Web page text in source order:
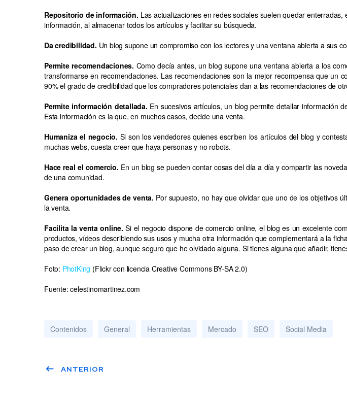
Repositorio de información. Las actualizaciones en redes sociales suelen quedar
información, al almacenar todos los artículos y facilitar su búsqueda.
Da credibilidad. Un blog supone un compromiso con los lectores y una ventana abierta a sus
Permite recomendaciones. Como decía antes, un blog supone una ventana abierta a los
transformarse en recomendaciones. Las recomendaciones son la mejor recompensa que
90% el grado de credibilidad que los compradores potenciales dan a las recomendaciones de
Permite información detallada. En sucesivos artículos, un blog permite detallar información
Esta información es la que, en muchos casos, decide una venta.
Humaniza el negocio. Si son los vendedores quienes escriben los artículos del blog y
muchas webs, cuesta creer que haya personas y no robots.
Hace real el comercio. En un blog se pueden contar cosas del día a día y compartir las
de una comunidad.
Genera oportunidades de venta. Por supuesto, no hay que olvidar que uno de los objetivos
la venta.
Facilita la venta online. Si el negocio dispone de comercio online, el blog es un excelente
productos, vídeos describiendo sus usos y mucha otra información que complementará a la
paso de crear un blog, aunque seguro que he olvidado alguna. Si tienes alguna que añadir,
Foto: PhotKing (Flickr con licencia Creative Commons BY-SA 2.0)
Fuente: celestinomartinez.com
Contenidos General Herramientas Mercado SEO Social Media
ANTERIOR